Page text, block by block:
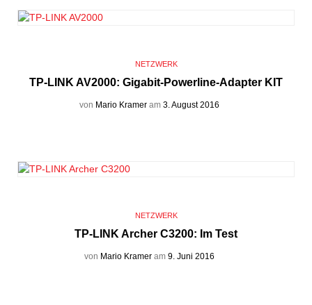
NETZWERK
TP-LINK AV2000: Gigabit-Powerline-Adapter KIT
von Mario Krameram 3. August 2016
NETZWERK
TP-LINK Archer C3200: Im Test
von Mario Krameram 9. Juni 2016